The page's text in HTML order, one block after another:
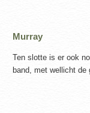
Murray
Ten slotte is er ook
band, met wellicht de